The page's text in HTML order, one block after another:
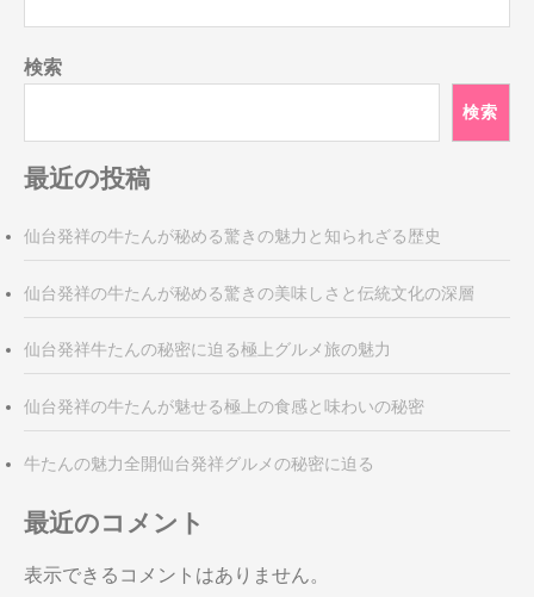
ビ
シ
ョ
ン
検索
検索
最近の投稿
仙台発祥の牛たんが秘める驚きの魅力と知られざる歴史
仙台発祥の牛たんが秘める驚きの美味しさと伝統文化の深層
仙台発祥牛たんの秘密に迫る極上グルメ旅の魅力
仙台発祥の牛たんが魅せる極上の食感と味わいの秘密
牛たんの魅力全開仙台発祥グルメの秘密に迫る
最近のコメント
表示できるコメントはありません。